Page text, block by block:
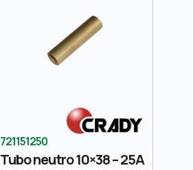
721151250
Tubo neutro 10×38 – 25A